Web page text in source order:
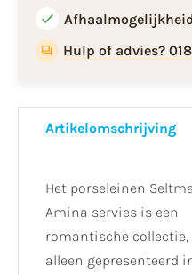
Hulp of advies?
Artikelomschrijving
Het porseleinen
Amina servies is een
romantische
alleen gepresenteerd